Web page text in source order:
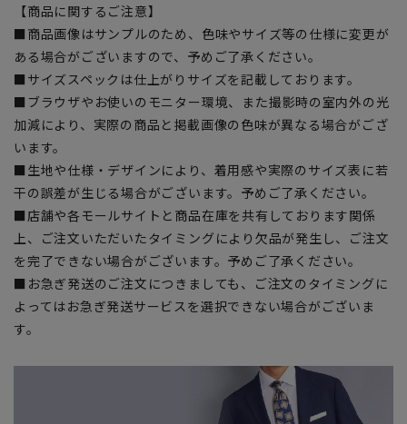
【商品に関するご注意】
■商品画像はサンプルのため、色味やサイズ等の仕様に変更が
ある場合がございますので、予めご了承ください。
■サイズスペックは仕上がりサイズを記載しております。
■ブラウザやお使いのモニター環境、また撮影時の室内外の光
加減により、実際の商品と掲載画像の色味が異なる場合がござ
います。
■生地や仕様・デザインにより、着用感や実際のサイズ表に若
干の誤差が生じる場合がございます。予めご了承ください。
■店舗や各モールサイトと商品在庫を共有しております関係
上、ご注文いただいたタイミングにより欠品が発生し、ご注文
を完了できない場合がございます。予めご了承ください。
■お急ぎ発送のご注文につきましても、ご注文のタイミングに
よってはお急ぎ発送サービスを選択できない場合がございま
す。